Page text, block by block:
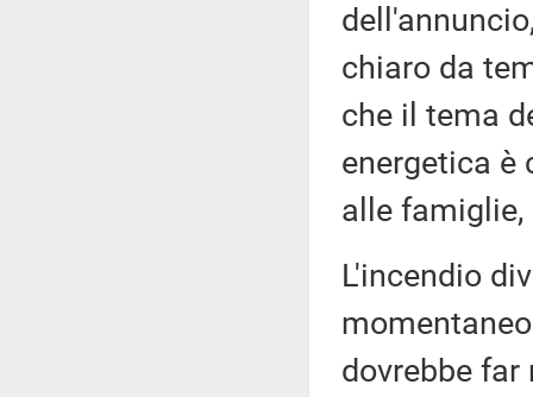
chiaro da
che il tema
energetica è
alle
L'incendio
dovrebbe